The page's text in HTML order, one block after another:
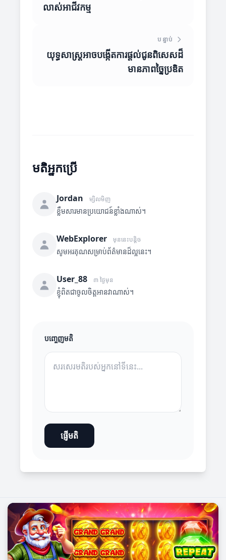
លាស់អាជីវកម្ម
បន្ទាប់
យុទ្ធសាស្ត្រអាចបង្កើតការផ្តល់ជូនពិសេសដ៏
មានភាពច្នៃប្រឌិត
មតិអ្នកប្រើ
Jordan ម្សិលមិញ
ខ្លឹមសារមានប្រយោជន៍ខ្លាំងណាស់។
WebExplorer មុននេះបន្តិច
សូមអរគុណសម្រាប់ព័ត៌មានដ៏ល្អនេះ។
User_88 ៣ ថ្ងៃមុន
ខ្ញុំពិតជាចូលចិត្តអានវាណាស់។
បញ្ចេញមតិ
ផ្ញើមតិ